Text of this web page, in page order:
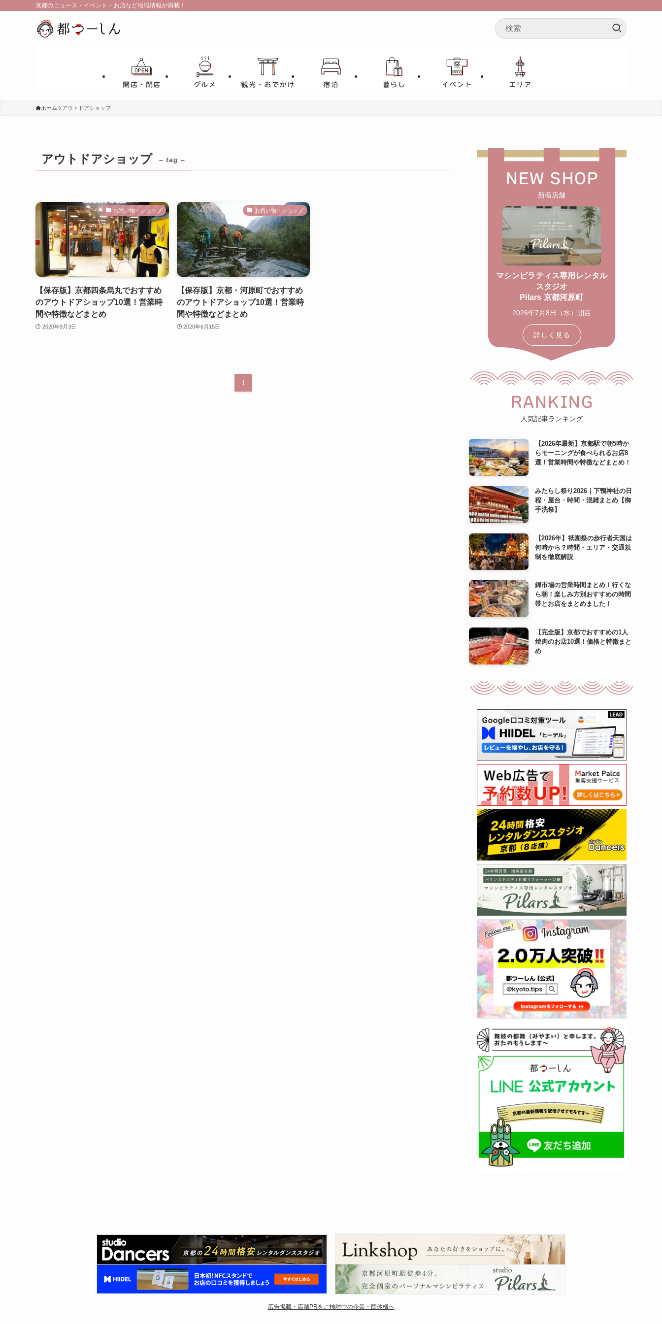
京都のニュース・イベント・お店など地域情報が満載！
開店・閉店 グルメ 観光・おでかけ 宿泊 暮らし イベント エリア
ホーム アウトドアショップ
アウトドアショップ – tag –
お買い物・ショップ
【保存版】京都四条烏丸でおすすめ
のアウトドアショップ10選！営業時
間や特徴などまとめ
2020年9月3日
お買い物・ショップ
【保存版】京都・河原町でおすすめ
のアウトドアショップ10選！営業時
間や特徴などまとめ
2020年6月15日
1
NEW SHOP
新着店舗
マシンピラティス専用レンタル
スタジオ
Pilars 京都河原町
2026年7月8日（水）開店
詳しく見る
RANKING
人気記事ランキング
【2026年最新】京都駅で朝5時か
らモーニングが食べられるお店8
選！営業時間や特徴などまとめ！
みたらし祭り2026｜下鴨神社の日
程・屋台・時間・混雑まとめ【御
手洗祭】
【2026年】祇園祭の歩行者天国は
何時から？時間・エリア・交通規
制を徹底解説
錦市場の営業時間まとめ！行くな
ら朝！楽しみ方別おすすめの時間
帯とお店をまとめました！
【完全版】京都でおすすめの1人
焼肉のお店10選！価格と特徴まと
め
広告掲載・店舗PRをご検討中の企業・団体様へ